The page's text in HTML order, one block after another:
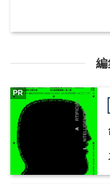
編
PR